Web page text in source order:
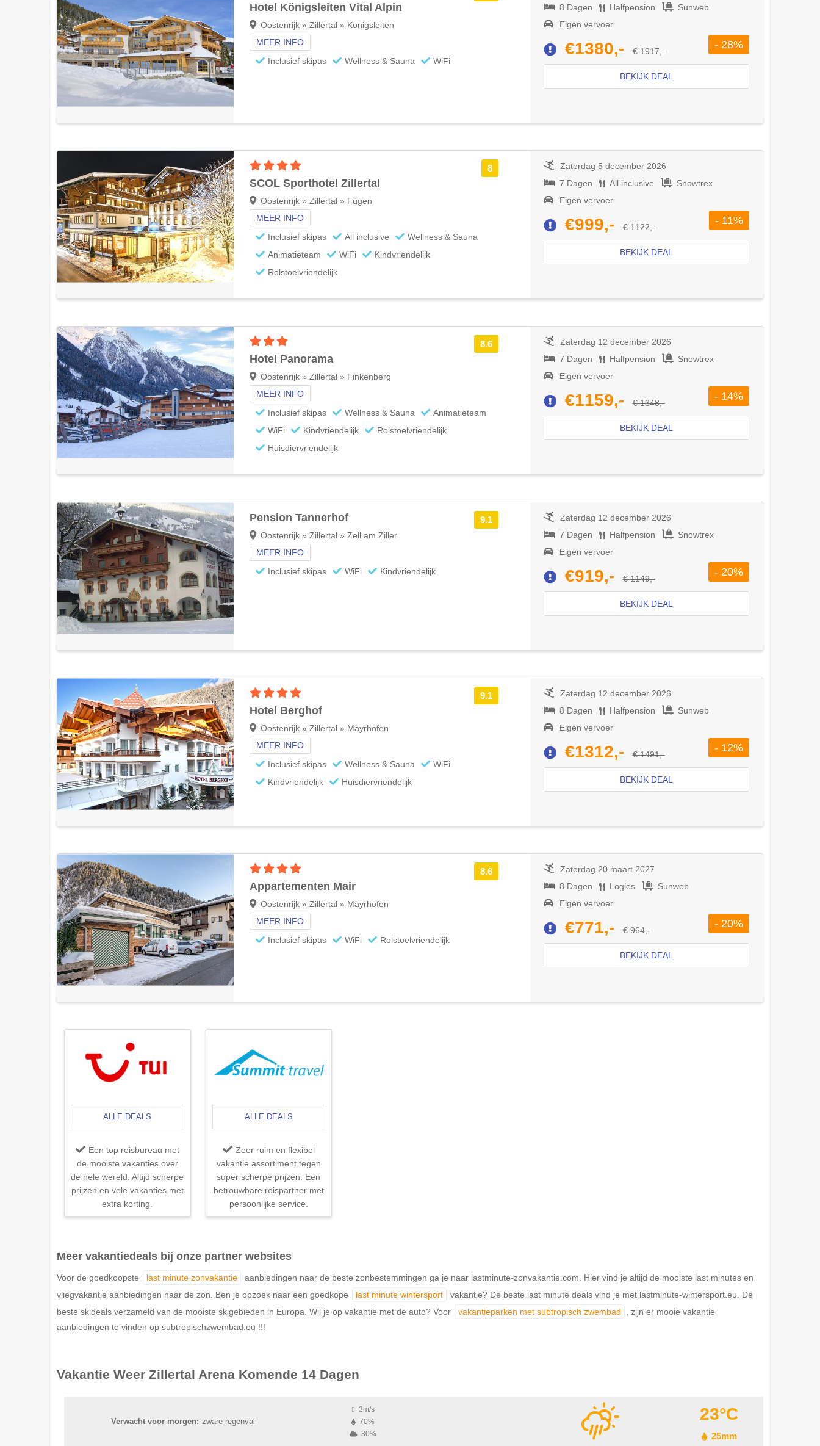
Hotel Königsleiten Vital Alpin
Oostenrijk » Zillertal » Königsleiten
MEER INFO
Inclusief skipas
Wellness & Sauna WiFi
8 Dagen
Halfpension
Sunweb
Eigen vervoer
€1380,- € 1917,-
- 28%
BEKIJK DEAL
8
SCOL Sporthotel Zillertal
Oostenrijk » Zillertal » Fügen
MEER INFO
Inclusief skipas
All inclusive
Wellness & Sauna
Animatieteam
WiFi
Kindvriendelijk
Rolstoelvriendelijk
Zaterdag 5 december 2026
7 Dagen
All inclusive
Snowtrex
Eigen vervoer
€999,- € 1122,-
- 11%
BEKIJK DEAL
8.6
Hotel Panorama
Oostenrijk » Zillertal » Finkenberg
MEER INFO
Inclusief skipas
Wellness & Sauna
Animatieteam
WiFi
Kindvriendelijk
Rolstoelvriendelijk
Huisdiervriendelijk
Zaterdag 12 december 2026
7 Dagen
Halfpension
Snowtrex
Eigen vervoer
€1159,- € 1348,-
- 14%
BEKIJK DEAL
9.1
Pension Tannerhof
Oostenrijk » Zillertal » Zell am Ziller
MEER INFO
Inclusief skipas
WiFi Kindvriendelijk
Zaterdag 12 december 2026
7 Dagen
Halfpension
Snowtrex
Eigen vervoer
€919,- € 1149,-
- 20%
BEKIJK DEAL
9.1
Hotel Berghof
Oostenrijk » Zillertal » Mayrhofen
MEER INFO
Inclusief skipas
Wellness & Sauna
WiFi
Kindvriendelijk
Huisdiervriendelijk
Zaterdag 12 december 2026
8 Dagen
Halfpension
Sunweb
Eigen vervoer
€1312,- € 1491,-
- 12%
BEKIJK DEAL
8.6
Appartementen Mair
Oostenrijk » Zillertal » Mayrhofen
MEER INFO
Inclusief skipas
WiFi Rolstoelvriendelijk
Zaterdag 20 maart 2027
8 Dagen
Logies
Sunweb
Eigen vervoer
€771,- € 964,-
- 20%
BEKIJK DEAL
ALLE DEALS
Een top reisbureau met
de mooiste vakanties over
de hele wereld. Altijd scherpe
prijzen en vele vakanties met
extra korting.
ALLE DEALS
Zeer ruim en flexibel
vakantie assortiment tegen
super scherpe prijzen. Een
betrouwbare reispartner met
persoonlijke service.
Meer vakantiedeals bij onze partner websites
Voor de goedkoopste last minute zonvakantie
aanbiedingen naar de beste zonbestemmingen ga je naar lastminute-zonvakantie.com. Hier vind je altijd de mooiste last minutes en
vliegvakantie aanbiedingen naar de zon. Ben je opzoek naar een goedkope
last minute wintersport
vakantie? De beste last minute deals vind je met lastminute-wintersport.eu. De
beste skideals verzameld van de mooiste skigebieden in Europa. Wil je op vakantie met de auto? Voor
vakantieparken met subtropisch zwembad
, zijn er mooie vakantie
aanbiedingen te vinden op subtropischzwembad.eu !!!
Vakantie Weer Zillertal Arena Komende 14 Dagen
Verwacht voor morgen: zware regenval 23°C
25mm
3m/s
70%
30%